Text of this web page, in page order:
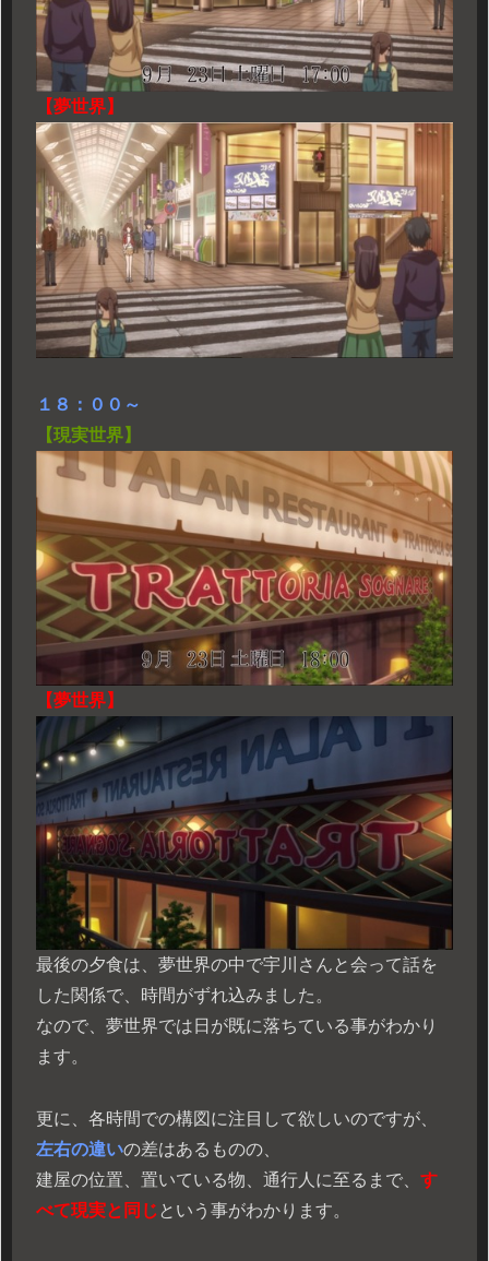
【夢世界】
１８：００～
【現実世界】
【夢世界】
最後の夕食は、夢世界の中で宇川さんと会って話を
した関係で、時間がずれ込みました。
なので、夢世界では日が既に落ちている事がわかり
ます。
更に、各時間での構図に注目して欲しいのですが、
左右の違いの差はあるものの、
建屋の位置、置いている物、通行人に至るまで、 す
べて現実と同じ という事がわかります。